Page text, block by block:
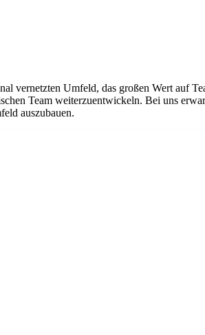
vernetzten Umfeld, das großen Wert auf
Team weiterzuentwickeln. Bei uns
auszubauen.